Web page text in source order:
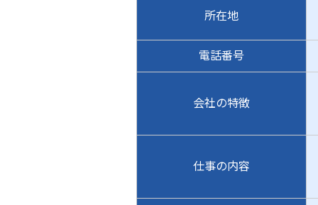
所在地
電話番号
会社の特徴
仕事の内容